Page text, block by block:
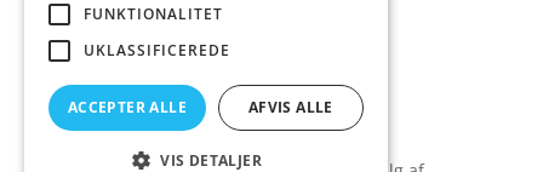
hvidevaremagasinet
Tlf: 7876 8672
Mail:info@hvidevaremagasinet.dk
Cookie- og privatlivspolitik
FUNKTIONALITET
UKLASSIFICEREDE
ACCEPTER ALLE AFVIS ALLE
VIS DETALJER